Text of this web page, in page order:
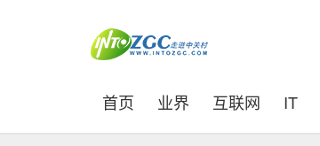
首页 (current)
业界 互联网 IT